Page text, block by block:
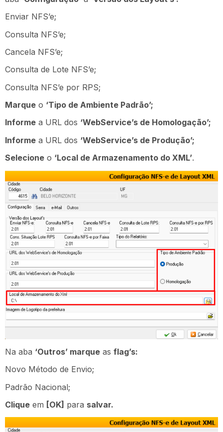
Enviar NFS’e;
Consulta NFS’e;
Cancela NFS’e;
Consulta de Lote NFS’e;
Consulta NFS’e por RPS;
Marque o ‘Tipo de Ambiente Padrão’;
Informe a URL dos ‘WebService’s de Homologação’;
Informe a URL dos ‘WebService’s de Produção’;
Selecione o ‘Local de Armazenamento do XML’.
Na aba ‘Outros’ marque as flag’s:
Novo Método de Envio;
Padrão Nacional;
Clique em [OK] para salvar.